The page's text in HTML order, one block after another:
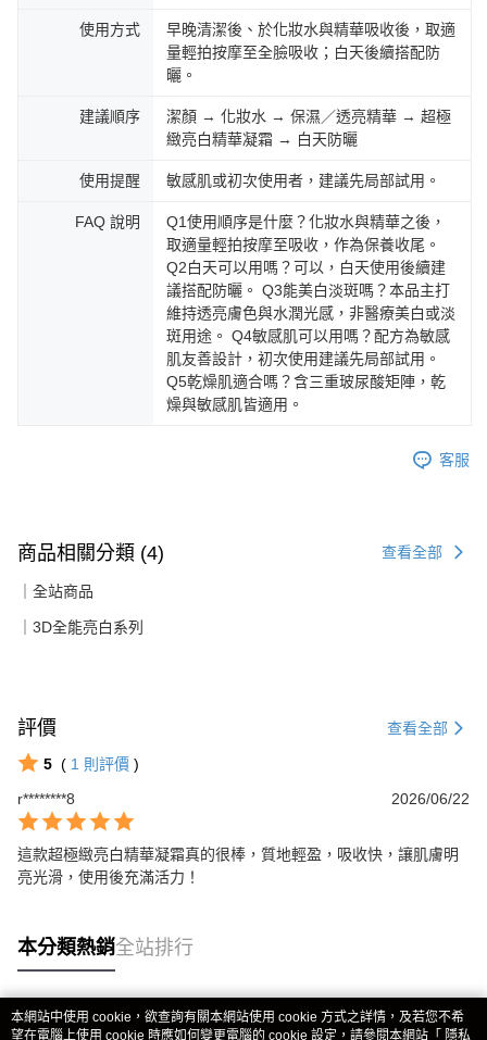
使用方式
早晚清潔後、於化妝水與精華吸收後，取適
量輕拍按摩至全臉吸收；白天後續搭配防
曬。
建議順序
潔顏 → 化妝水 → 保濕／透亮精華 → 超極
緻亮白精華凝霜 → 白天防曬
使用提醒 敏感肌或初次使用者，建議先局部試用。
FAQ 說明
Q1使用順序是什麼？化妝水與精華之後，
取適量輕拍按摩至吸收，作為保養收尾。
Q2白天可以用嗎？可以，白天使用後續建
議搭配防曬。 Q3能美白淡斑嗎？本品主打
維持透亮膚色與水潤光感，非醫療美白或淡
斑用途。 Q4敏感肌可以用嗎？配方為敏感
肌友善設計，初次使用建議先局部試用。
Q5乾燥肌適合嗎？含三重玻尿酸矩陣，乾
燥與敏感肌皆適用。
客服
商品相關分類 (4) 查看全部
｜全站商品
｜3D全能亮白系列
評價 查看全部
5 ( 1 則評價 )
r********8
2026/06/22
這款超極緻亮白精華凝霜真的很棒，質地輕盈，吸收快，讓肌膚明
亮光滑，使用後充滿活力！
本分類熱銷全站排行
熱門標籤
本網站中使用 cookie，欲查詢有關本網站使用 cookie 方式之詳情，及若您不希
望在電腦上使用 cookie 時應如何變更電腦的 cookie 設定，請參閱本網站「 隱私